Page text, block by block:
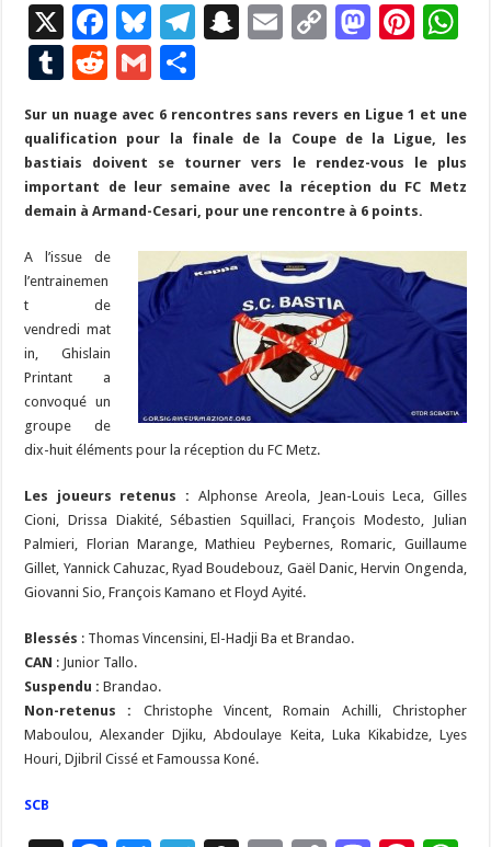
X
F
ac
e
b
o
o
Bl
u
es
ky
T
gr
a
m
S
p
c
h
E
l
C
y
Li
n
M
d
o
n
Pi
es
t
p
p
T
m
bl
r
R
d
di
t
G
ai
l
ta
g
er
Sur un nuage avec 6 rencontres sans revers en Ligue 1 et une
qualification pour la finale de la Coupe de la Ligue, les
bastiais doivent se tourner vers le rendez-vous le plus
important de leur semaine avec la réception du FC Metz
demain à Armand-Cesari, pour une rencontre à 6 points.
A l’issue de
l’entrainemen
t de
vendredi mat
in, Ghislain
Printant a
convoqué un
groupe de
dix-huit éléments pour la réception du FC Metz.
Les joueurs retenus : Alphonse Areola, Jean-Louis Leca, Gilles
Cioni, Drissa Diakité, Sébastien Squillaci, François Modesto, Julian
Palmieri, Florian Marange, Mathieu Peybernes, Romaric, Guillaume
Gillet, Yannick Cahuzac, Ryad Boudebouz, Gaël Danic, Hervin Ongenda,
Giovanni Sio, François Kamano et Floyd Ayité.
Blessés : Thomas Vincensini, El-Hadji Ba et Brandao.
CAN : Junior Tallo.
Suspendu : Brandao.
Non-retenus : Christophe Vincent, Romain Achilli, Christopher
Maboulou, Alexander Djiku, Abdoulaye Keita, Luka Kikabidze, Lyes
Houri, Djibril Cissé et Famoussa Koné.
SCB